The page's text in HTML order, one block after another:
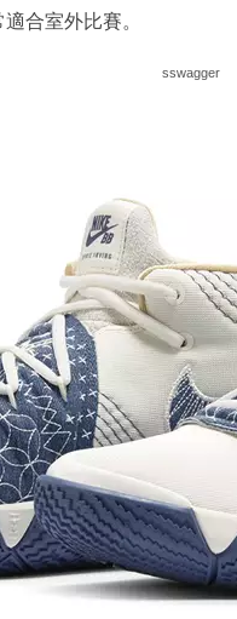
合室外比賽。
sswagger